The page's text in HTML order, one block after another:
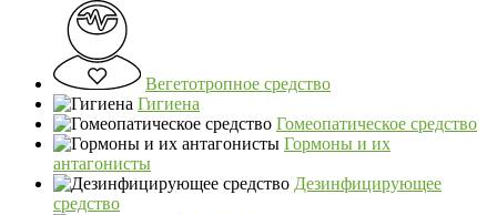
Вегетотропное средство
Гигиена
Гомеопатическое средство
Гормоны и их
антагонисты
Дезинфицирующее
средство